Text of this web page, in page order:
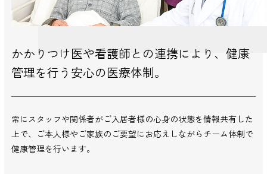
かかりつけ医や看護師との連携により、 健康
管理を行う安心の医療体制。
常にスタッフや関係者がご入居者様の心身の状態を情報共有した
上で、ご本人様やご家族のご要望にお応えしながらチーム体制で
健康管理を行います。